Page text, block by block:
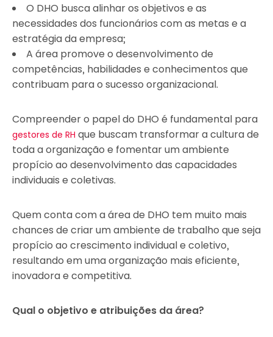
O DHO busca alinhar os objetivos e as
necessidades dos funcionários com as metas e a
estratégia da empresa;
A área promove o desenvolvimento de
competências, habilidades e conhecimentos que
contribuam para o sucesso organizacional.
Compreender o papel do DHO é fundamental para
gestores de RH que buscam transformar a cultura de
toda a organização e fomentar um ambiente
propício ao desenvolvimento das capacidades
individuais e coletivas.
Quem conta com a área de DHO tem muito mais
chances de criar um ambiente de trabalho que seja
propício ao crescimento individual e coletivo,
resultando em uma organização mais eficiente,
inovadora e competitiva.
Qual o objetivo e atribuições da área?